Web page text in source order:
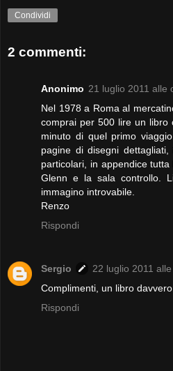
Condividi
2 commenti:
Anonimo 21 luglio 2011 alle
Nel 1978 a Roma al
comprai per 500 lire un libro
minuto di quel primo
pagine di disegni
particolari, in appendice
Glenn e la sala controllo.
immagino introvabile.
Renzo
Rispondi
Sergio
22 luglio 2011
Complimenti, un libro
Rispondi